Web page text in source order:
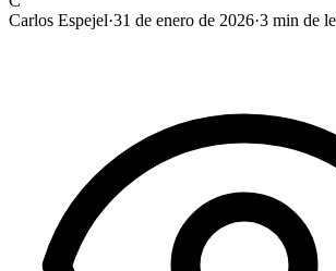
Carlos Espejel·31 de enero de 2026·3 min de